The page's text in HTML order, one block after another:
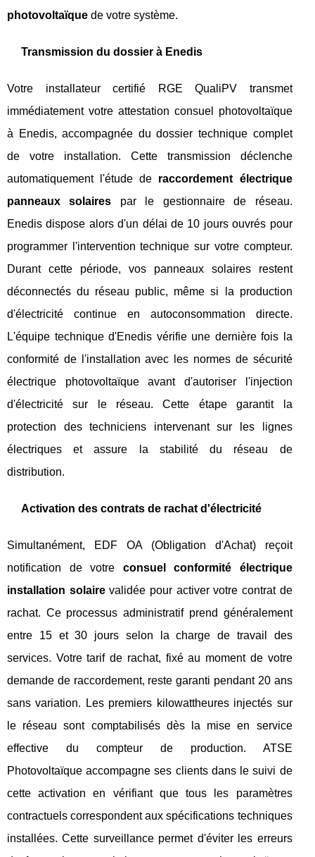
photovoltaïque de votre système.
Transmission du dossier à Enedis
Votre installateur certifié RGE QualiPV transmet
immédiatement votre attestation consuel photovoltaïque
à Enedis, accompagnée du dossier technique complet
de votre installation. Cette transmission déclenche
automatiquement l'étude de raccordement électrique
panneaux solaires par le gestionnaire de réseau.
Enedis dispose alors d'un délai de 10 jours ouvrés pour
programmer l'intervention technique sur votre compteur.
Durant cette période, vos panneaux solaires restent
déconnectés du réseau public, même si la production
d'électricité continue en autoconsommation directe.
L'équipe technique d'Enedis vérifie une dernière fois la
conformité de l'installation avec les normes de sécurité
électrique photovoltaïque avant d'autoriser l'injection
d'électricité sur le réseau. Cette étape garantit la
protection des techniciens intervenant sur les lignes
électriques et assure la stabilité du réseau de
distribution.
Activation des contrats de rachat d'électricité
Simultanément, EDF OA (Obligation d'Achat) reçoit
notification de votre consuel conformité électrique
installation solairevalidée pour activer votre contrat de
rachat. Ce processus administratif prend généralement
entre 15 et 30 jours selon la charge de travail des
services. Votre tarif de rachat, fixé au moment de votre
demande de raccordement, reste garanti pendant 20 ans
sans variation. Les premiers kilowattheures injectés sur
le réseau sont comptabilisés dès la mise en service
effective du compteur de production. ATSE
Photovoltaïque accompagne ses clients dans le suivi de
cette activation en vérifiant que tous les paramètres
contractuels correspondent aux spécifications techniques
installées. Cette surveillance permet d'éviter les erreurs